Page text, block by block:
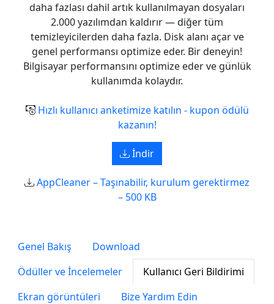
daha fazlası dahil artık kullanılmayan dosyaları
2.000 yazılımdan kaldırır — diğer tüm
temizleyicilerden daha fazla. Disk alanı açar ve
genel performansı optimize eder. Bir deneyin!
Bilgisayar performansını optimize eder ve günlük
kullanımda kolaydır.
Hızlı kullanıcı anketimize katılın - kupon ödülü
kazanın!
İndir
AppCleaner – Taşınabilir, kurulum gerektirmez
– 500 KB
Genel Bakış
Download
Ödüller ve İncelemeler
Kullanıcı Geri Bildirimi
Ekran görüntüleri
Bize Yardım Edin